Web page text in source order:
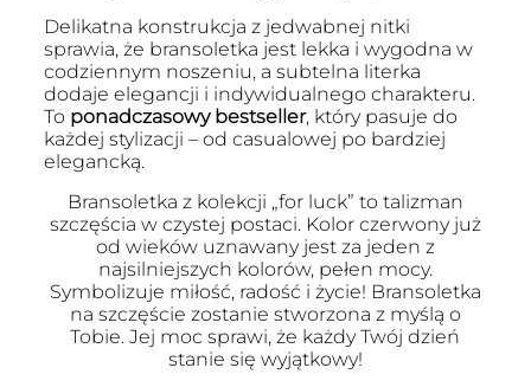
Delikatna konstrukcja z jedwabnej nitki
sprawia, że bransoletka jest lekka i wygodna w
codziennym noszeniu, a subtelna literka
dodaje elegancji i indywidualnego charakteru.
To ponadczasowy bestseller, który pasuje do
każdej stylizacji – od casualowej po bardziej
elegancką.
Bransoletka z kolekcji „for luck” to talizman
szczęścia w czystej postaci. Kolor czerwony już
od wieków uznawany jest za jeden z
najsilniejszych kolorów, pełen mocy.
Symbolizuje miłość, radość i życie! Bransoletka
na szczęście zostanie stworzona z myślą o
Tobie. Jej moc sprawi, że każdy Twój dzień
stanie się wyjątkowy!